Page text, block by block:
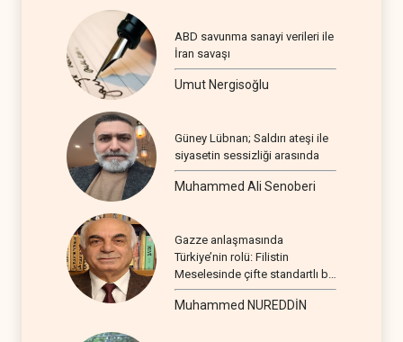
ABD savunma sanayi verileri ile
İran savaşı
Umut Nergisoğlu
Güney Lübnan; Saldırı ateşi ile
siyasetin sessizliği arasında
Muhammed Ali Senoberi
Gazze anlaşmasında
Türkiye’nin rolü: Filistin
Meselesinde çifte standartlı bir
seyir
Muhammed NUREDDİN